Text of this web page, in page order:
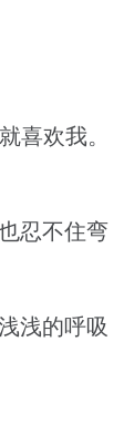
喜欢我。
忍不住弯
浅的呼吸